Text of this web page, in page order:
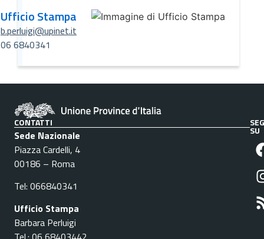
Ufficio Stampa
b.perluigi@upinet.it
06 6840341
CONTATTI
Sede Nazionale
Piazza Cardelli, 4
00186 – Roma
Tel: 066840341
Ufficio Stampa
Barbara Perluigi
SU